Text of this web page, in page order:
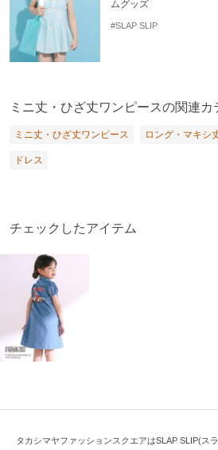
ムグッズ
#SLAP SLIP
ミニ丈・ひざ丈ワンピースの関連カ
ミニ丈・ひざ丈ワンピース ロング・マキシ
ドレス
チェックしたアイテム
タカシマヤファッションスクエアはSLAP SLIP(ス